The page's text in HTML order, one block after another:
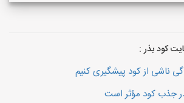
کود بذر :
ناشی از کود پیشگیری کنیم
در جذب کود مؤثر است